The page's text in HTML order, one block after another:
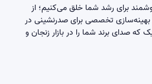
برای رشد شما خلق می‌کنیم؛ از
تخصصی برای صدرنشینی در
که صدای برند شما را در بازار زنجان و